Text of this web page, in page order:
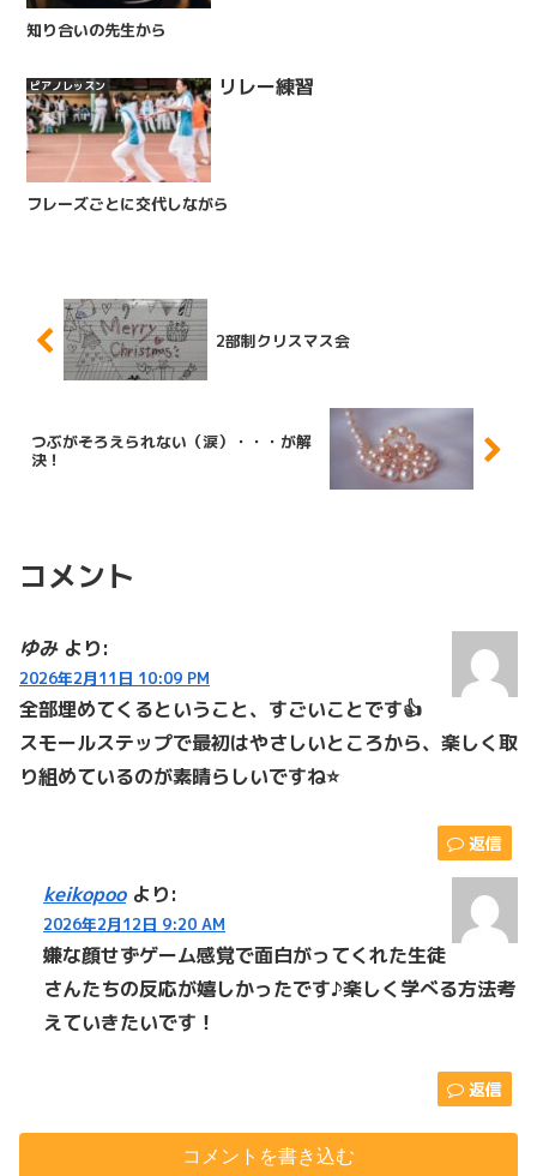
知り合いの先生から
ピアノレッスン リレー練習
フレーズごとに交代しながら
2部制クリスマス会
つぶがそろえられない（涙）・・・が解
決！
コメント
ゆみ より:
2026年2月11日 10:09 PM
全部埋めてくるということ、すごいことです👍
スモールステップで最初はやさしいところから、楽しく取
り組めているのが素晴らしいですね⭐️
返信
keikopoo より:
2026年2月12日 9:20 AM
嫌な顔せずゲーム感覚で面白がってくれた生徒
さんたちの反応が嬉しかったです♪楽しく学べる方法考
えていきたいです！
返信
コメントを書き込む